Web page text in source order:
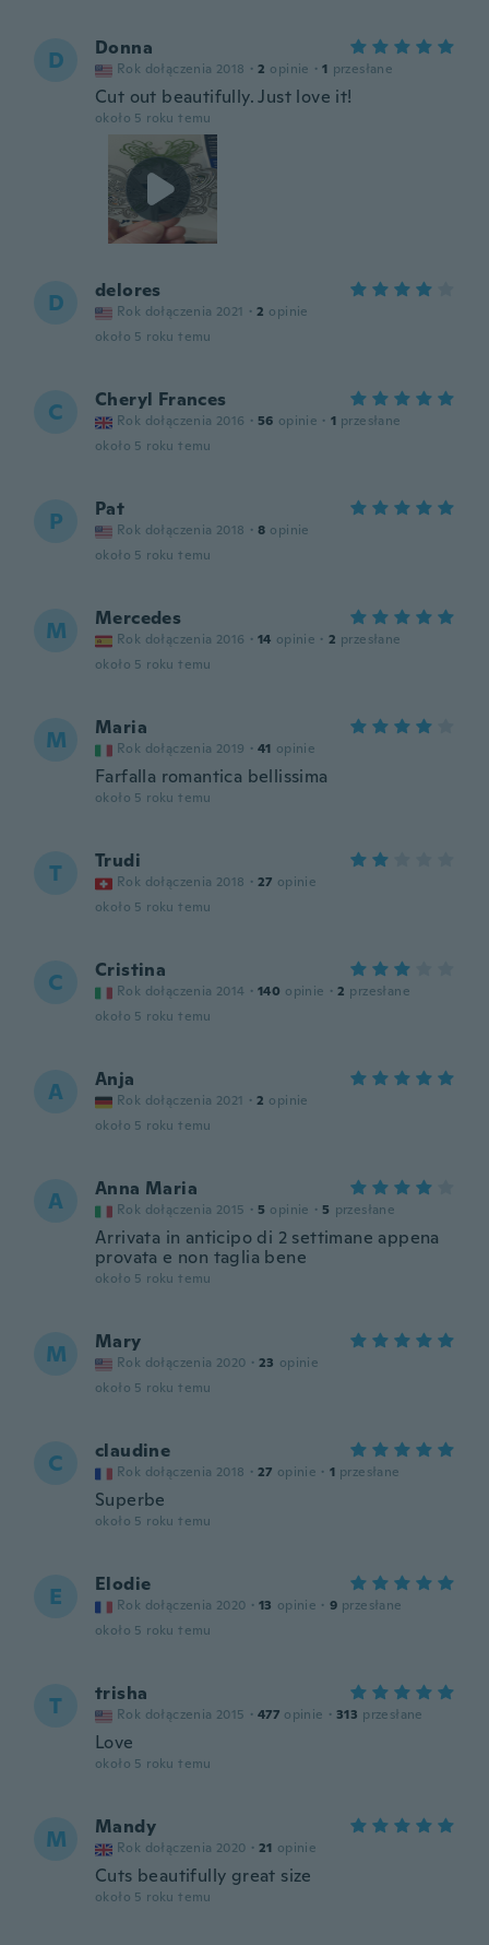
D Donna
Rok dołączenia 2018 · 2 opinie · 1 przesłane
Cut out beautifully. Just love it!
około 5 roku temu
D delores
Rok dołączenia 2021 · 2 opinie
około 5 roku temu
C Cheryl Frances
Rok dołączenia 2016 · 56 opinie · 1 przesłane
około 5 roku temu
P Pat
Rok dołączenia 2018 · 8 opinie
około 5 roku temu
M Mercedes
Rok dołączenia 2016 · 14 opinie · 2 przesłane
około 5 roku temu
M Maria
Rok dołączenia 2019 · 41 opinie
Farfalla romantica bellissima
około 5 roku temu
T Trudi
Rok dołączenia 2018 · 27 opinie
około 5 roku temu
C Cristina
Rok dołączenia 2014 · 140 opinie · 2 przesłane
około 5 roku temu
A Anja
Rok dołączenia 2021 · 2 opinie
około 5 roku temu
A Anna Maria
Rok dołączenia 2015 · 5 opinie · 5 przesłane
Arrivata in anticipo di 2 settimane appena
provata e non taglia bene
około 5 roku temu
M Mary
Rok dołączenia 2020 · 23 opinie
około 5 roku temu
C claudine
Rok dołączenia 2018 · 27 opinie · 1 przesłane
Superbe
około 5 roku temu
E Elodie
Rok dołączenia 2020 · 13 opinie · 9 przesłane
około 5 roku temu
T trisha
Rok dołączenia 2015 · 477 opinie · 313 przesłane
Love
około 5 roku temu
M Mandy
Rok dołączenia 2020 · 21 opinie
Cuts beautifully great size
około 5 roku temu